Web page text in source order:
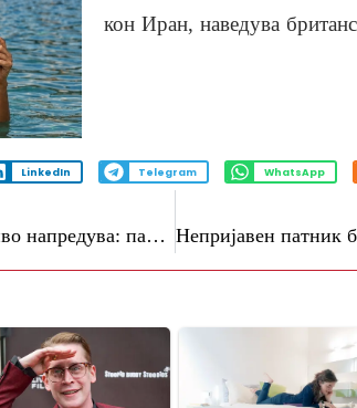
кон Иран, наведува
LinkedIn Telegram WhatsApp
Руската армија незапирливо напредува: паднаа уште две важни места на рутата Донецк